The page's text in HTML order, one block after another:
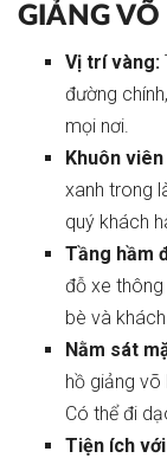
GIẢNG VÕ
Vị trí vàng:
đường
mọi nơi.
Khuôn
xanh trong
quý khách
Tầng hầm
đỗ xe
bè và khách
Nằm sát
hồ giảng võ
Có thể đi
Tiện ích